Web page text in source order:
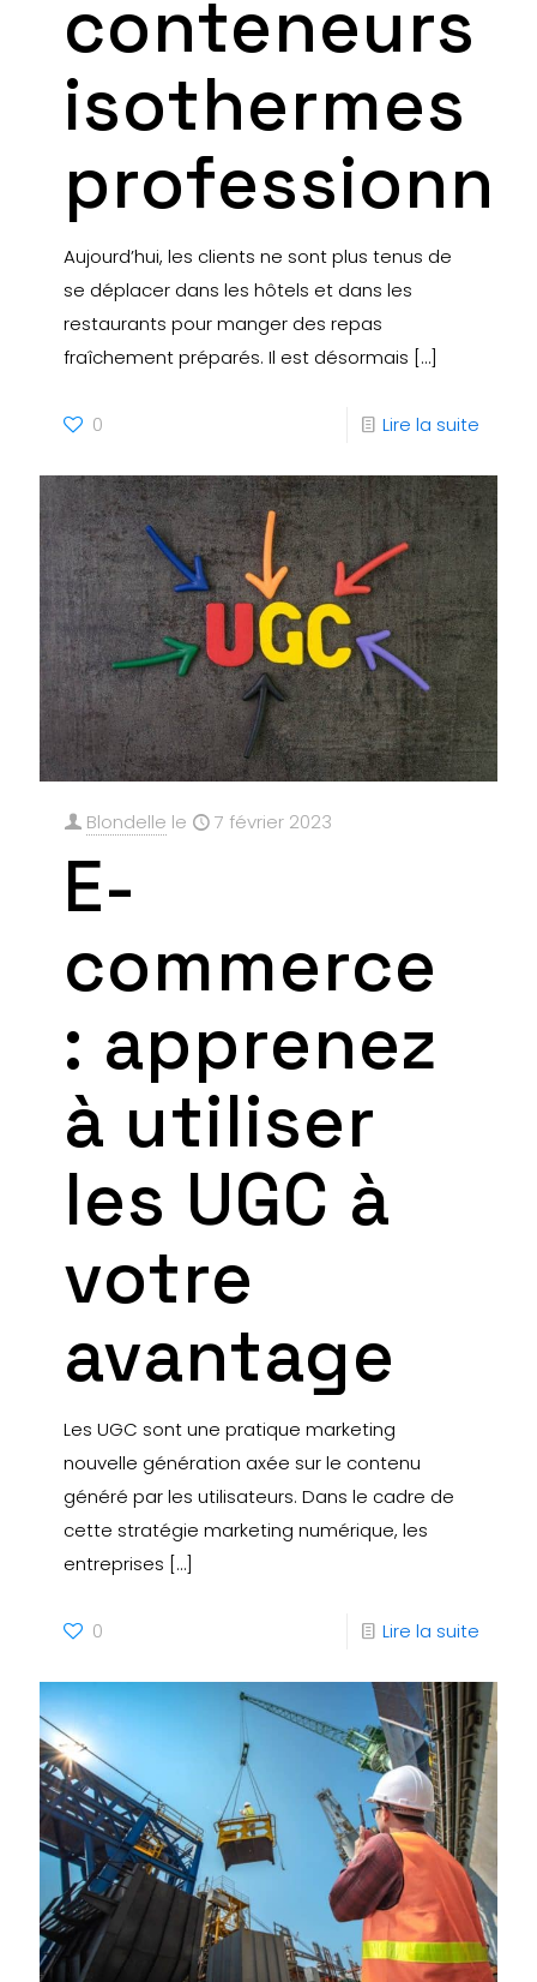
conteneurs
isothermes
Aujourd’hui, les clients ne sont plus tenus de
se déplacer dans les hôtels et dans les
restaurants pour manger des repas
fraîchement préparés. Il est désormais […]
0 Lire la suite
Blondelle le 7 février 2023
E-
commerce
: apprenez
à utiliser
les UGC à
votre
avantage
Les UGC sont une pratique marketing
nouvelle génération axée sur le contenu
généré par les utilisateurs. Dans le cadre de
cette stratégie marketing numérique, les
entreprises […]
0 Lire la suite